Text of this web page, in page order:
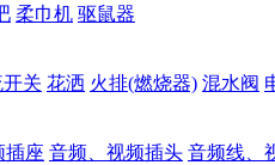
柔巾机 驱鼠器
关 花洒 火排(燃烧器) 混水阀
插座 音频、视频插头 音频线、